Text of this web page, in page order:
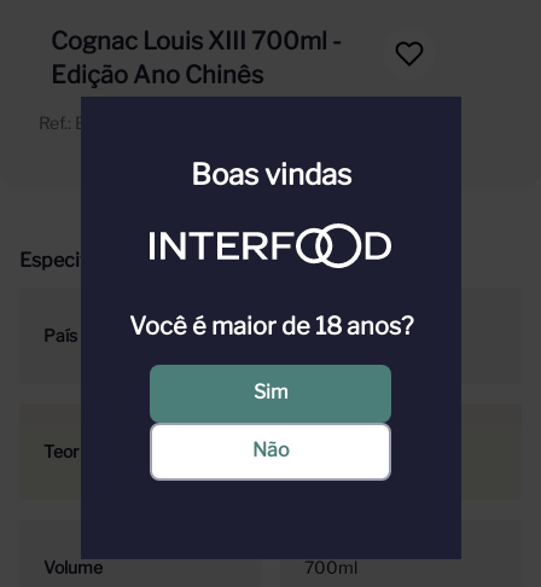
Cognac Louis XIII 700ml -
Edição Ano Chinês
Ref. : BCOXXRM00005153000000001
Especificações
País França
Teor Alcoólico
Volume 700ml
Boas vindas
Você é maior de 18 anos?
Sim
Não